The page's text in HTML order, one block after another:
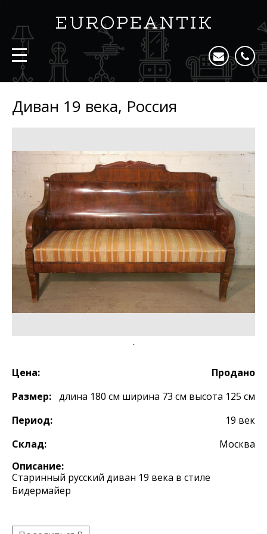
Диван 19 века, Россия
Цена:
Продано
Размер: длина 180 см ширина 73 см высота 125 см
Период:
19 век
Склад:
Москва
Описание:
Старинный русский диван 19 века в стиле
Бидермайер